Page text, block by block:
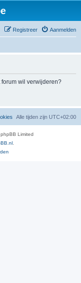
Aanmelden
Registreer
wil verwijderen?
Alle tijden zijn UTC+02:00
Limited